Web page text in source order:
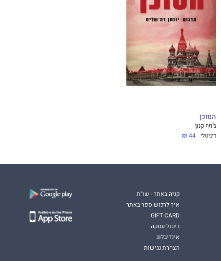
הסוכן
ג'וזף קנון
דיגיטלי 44 ₪
קניה באתר - שו"ת
איך לרכוש ספר באתר
GIFT CARD
ביטול עסקה
אינדיבלוג
הצהרת נגישות